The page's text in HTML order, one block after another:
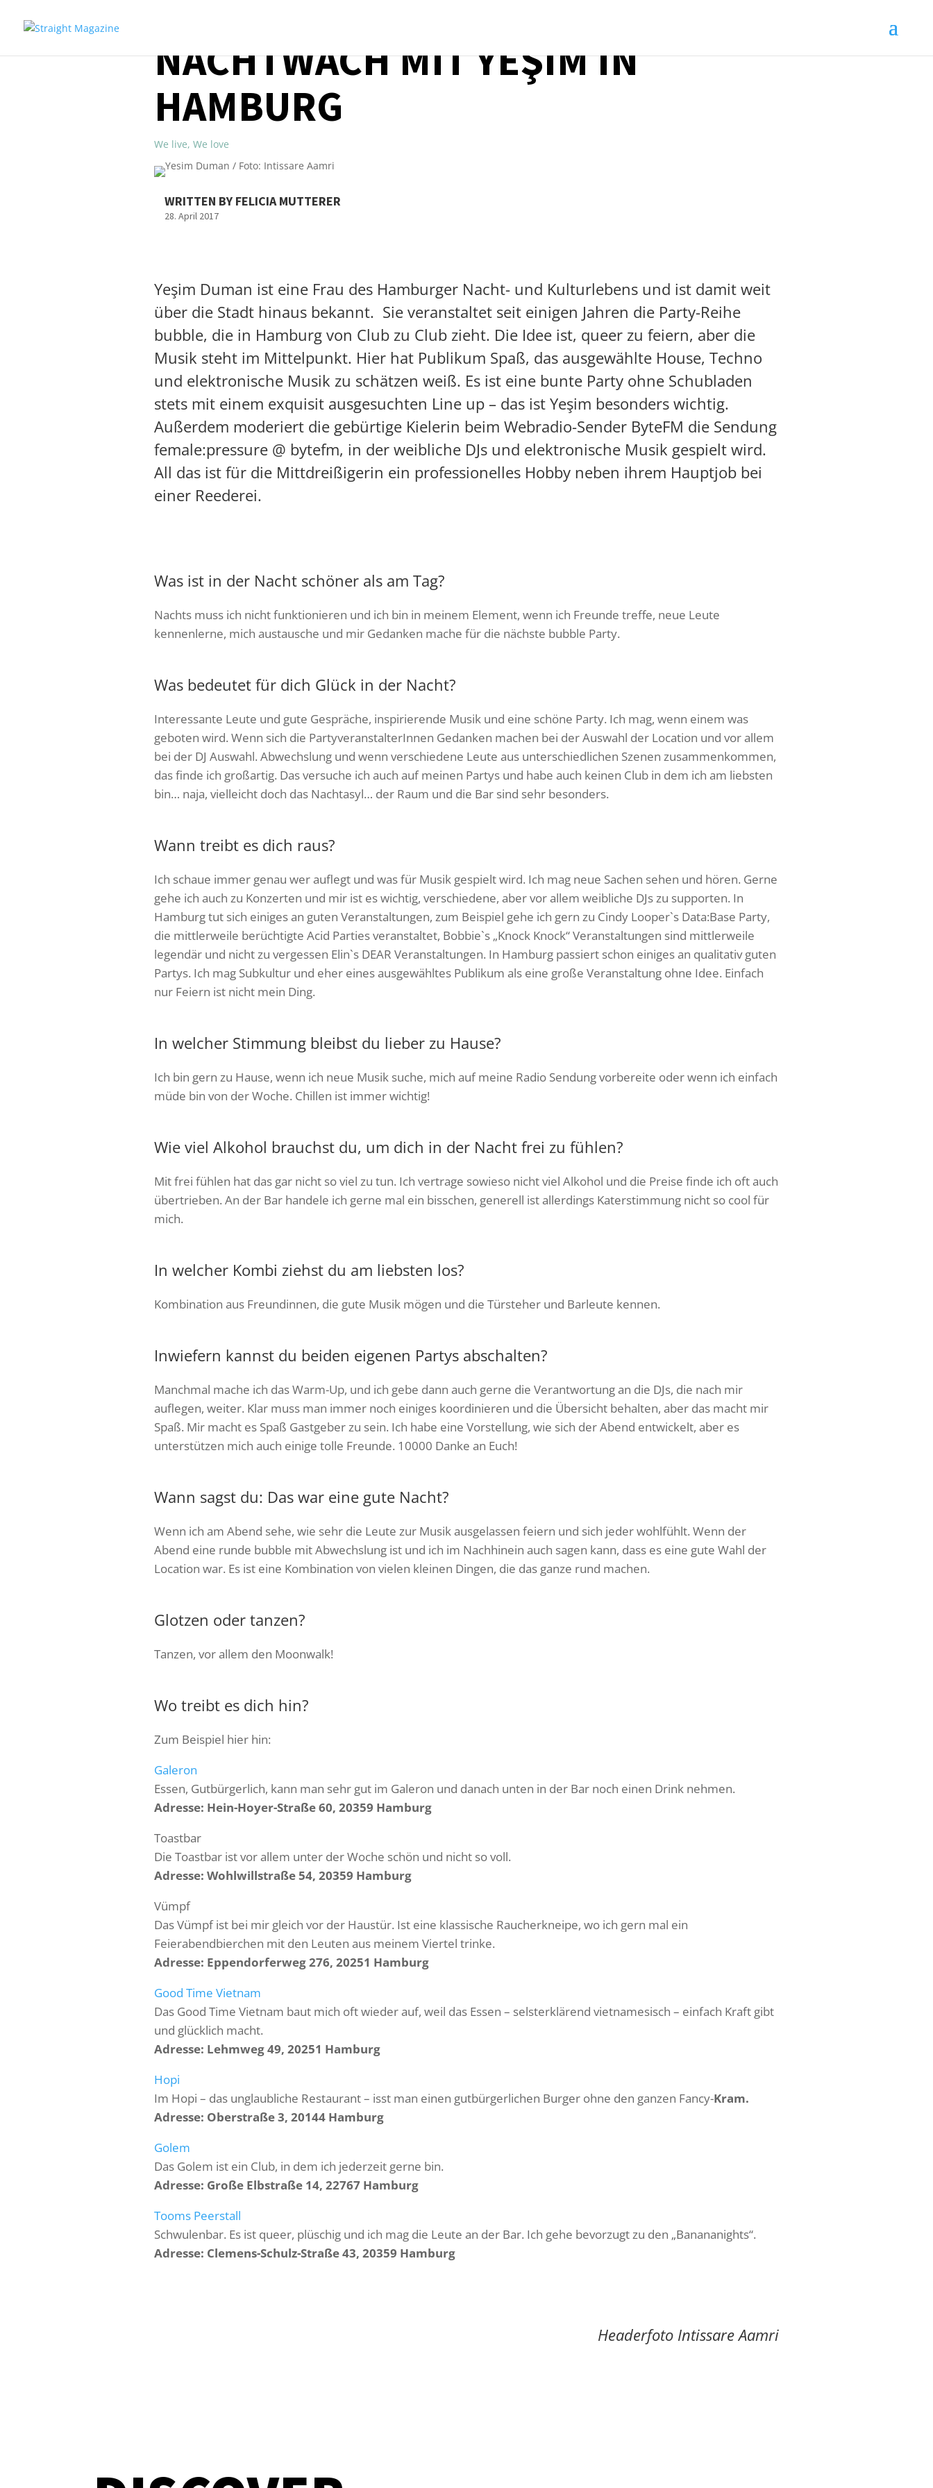
NACHTWACH MIT YEŞIM IN
HAMBURG
We live, We love
WRITTEN BY FELICIA MUTTERER
28. April 2017
Yeşim Duman ist eine Frau des Hamburger Nacht- und Kulturlebens und ist damit weit
über die Stadt hinaus bekannt. Sie veranstaltet seit einigen Jahren die Party-Reihe
bubble, die in Hamburg von Club zu Club zieht. Die Idee ist, queer zu feiern, aber die
Musik steht im Mittelpunkt. Hier hat Publikum Spaß, das ausgewählte House, Techno
und elektronische Musik zu schätzen weiß. Es ist eine bunte Party ohne Schubladen
stets mit einem exquisit ausgesuchten Line up – das ist Yeşim besonders wichtig.
Außerdem moderiert die gebürtige Kielerin beim Webradio-Sender ByteFM die Sendung
female:pressure @ bytefm, in der weibliche DJs und elektronische Musik gespielt wird.
All das ist für die Mittdreißigerin ein professionelles Hobby neben ihrem Hauptjob bei
einer Reederei.
Was ist in der Nacht schöner als am Tag?
Nachts muss ich nicht funktionieren und ich bin in meinem Element, wenn ich Freunde treffe, neue Leute
kennenlerne, mich austausche und mir Gedanken mache für die nächste bubble Party.
Was bedeutet für dich Glück in der Nacht?
Interessante Leute und gute Gespräche, inspirierende Musik und eine schöne Party. Ich mag, wenn einem was
geboten wird. Wenn sich die PartyveranstalterInnen Gedanken machen bei der Auswahl der Location und vor allem
bei der DJ Auswahl. Abwechslung und wenn verschiedene Leute aus unterschiedlichen Szenen zusammenkommen,
das finde ich großartig. Das versuche ich auch auf meinen Partys und habe auch keinen Club in dem ich am liebsten
bin… naja, vielleicht doch das Nachtasyl… der Raum und die Bar sind sehr besonders.
Wann treibt es dich raus?
Ich schaue immer genau wer auflegt und was für Musik gespielt wird. Ich mag neue Sachen sehen und hören. Gerne
gehe ich auch zu Konzerten und mir ist es wichtig, verschiedene, aber vor allem weibliche DJs zu supporten. In
Hamburg tut sich einiges an guten Veranstaltungen, zum Beispiel gehe ich gern zu Cindy Looper`s Data:Base Party,
die mittlerweile berüchtigte Acid Parties veranstaltet, Bobbie`s „Knock Knock“ Veranstaltungen sind mittlerweile
legendär und nicht zu vergessen Elin`s DEAR Veranstaltungen. In Hamburg passiert schon einiges an qualitativ guten
Partys. Ich mag Subkultur und eher eines ausgewähltes Publikum als eine große Veranstaltung ohne Idee. Einfach
nur Feiern ist nicht mein Ding.
In welcher Stimmung bleibst du lieber zu Hause?
Ich bin gern zu Hause, wenn ich neue Musik suche, mich auf meine Radio Sendung vorbereite oder wenn ich einfach
müde bin von der Woche. Chillen ist immer wichtig!
Wie viel Alkohol brauchst du, um dich in der Nacht frei zu fühlen?
Mit frei fühlen hat das gar nicht so viel zu tun. Ich vertrage sowieso nicht viel Alkohol und die Preise finde ich oft auch
übertrieben. An der Bar handele ich gerne mal ein bisschen, generell ist allerdings Katerstimmung nicht so cool für
mich.
In welcher Kombi ziehst du am liebsten los?
Kombination aus Freundinnen, die gute Musik mögen und die Türsteher und Barleute kennen.
Inwiefern kannst du beiden eigenen Partys abschalten?
Manchmal mache ich das Warm-Up, und ich gebe dann auch gerne die Verantwortung an die DJs, die nach mir
auflegen, weiter. Klar muss man immer noch einiges koordinieren und die Übersicht behalten, aber das macht mir
Spaß. Mir macht es Spaß Gastgeber zu sein. Ich habe eine Vorstellung, wie sich der Abend entwickelt, aber es
unterstützen mich auch einige tolle Freunde. 10000 Danke an Euch!
Wann sagst du: Das war eine gute Nacht?
Wenn ich am Abend sehe, wie sehr die Leute zur Musik ausgelassen feiern und sich jeder wohlfühlt. Wenn der
Abend eine runde bubble mit Abwechslung ist und ich im Nachhinein auch sagen kann, dass es eine gute Wahl der
Location war. Es ist eine Kombination von vielen kleinen Dingen, die das ganze rund machen.
Glotzen oder tanzen?
Tanzen, vor allem den Moonwalk!
Wo treibt es dich hin?
Zum Beispiel hier hin:
Galeron
Essen, Gutbürgerlich, kann man sehr gut im Galeron und danach unten in der Bar noch einen Drink nehmen.
Adresse: Hein-Hoyer-Straße 60, 20359 Hamburg
Toastbar
Die Toastbar ist vor allem unter der Woche schön und nicht so voll.
Adresse: Wohlwillstraße 54, 20359 Hamburg
Vümpf
Das Vümpf ist bei mir gleich vor der Haustür. Ist eine klassische Raucherkneipe, wo ich gern mal ein
Feierabendbierchen mit den Leuten aus meinem Viertel trinke.
Adresse: Eppendorferweg 276, 20251 Hamburg
Good Time Vietnam
Das Good Time Vietnam baut mich oft wieder auf, weil das Essen – selsterklärend vietnamesisch – einfach Kraft gibt
und glücklich macht.
Adresse: Lehmweg 49, 20251 Hamburg
Hopi
Im Hopi – das unglaubliche Restaurant – isst man einen gutbürgerlichen Burger ohne den ganzen Fancy-Kram.
Adresse: Oberstraße 3, 20144 Hamburg
Golem
Das Golem ist ein Club, in dem ich jederzeit gerne bin.
Adresse: Große Elbstraße 14, 22767 Hamburg
Tooms Peerstall
Schwulenbar. Es ist queer, plüschig und ich mag die Leute an der Bar. Ich gehe bevorzugt zu den „Banananights“.
Adresse: Clemens-Schulz-Straße 43, 20359 Hamburg
Headerfoto Intissare Aamri